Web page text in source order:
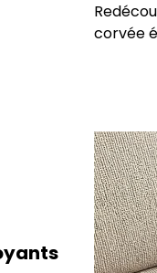
corvée